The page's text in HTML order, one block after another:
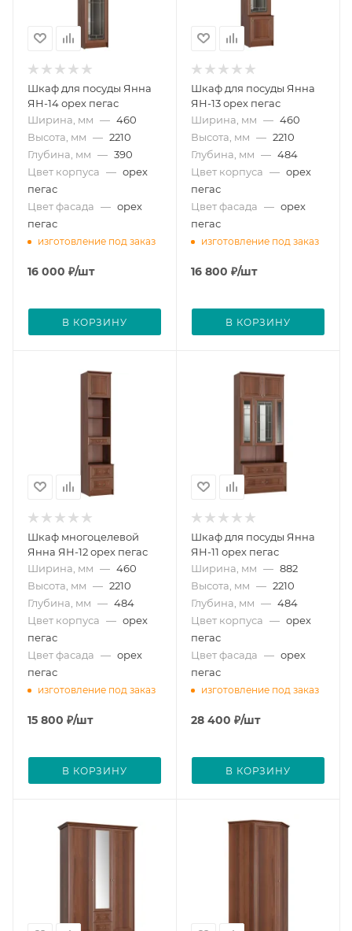
Шкаф для посуды Янна
ЯН-14 орех пегас
Ширина, мм — 460
Высота, мм — 2210
Глубина, мм — 390
Цвет корпуса — орех
пегас
Цвет фасада — орех
пегас
изготовление под заказ
16 000 ₽/шт
В КОРЗИНУ
Шкаф для посуды Янна
ЯН-13 орех пегас
Ширина, мм — 460
Высота, мм — 2210
Глубина, мм — 484
Цвет корпуса — орех
пегас
Цвет фасада — орех
пегас
изготовление под заказ
16 800 ₽/шт
В КОРЗИНУ
Шкаф многоцелевой
Янна ЯН-12 орех пегас
Ширина, мм — 460
Высота, мм — 2210
Глубина, мм — 484
Цвет корпуса — орех
пегас
Цвет фасада — орех
пегас
изготовление под заказ
15 800 ₽/шт
В КОРЗИНУ
Шкаф для посуды Янна
ЯН-11 орех пегас
Ширина, мм — 882
Высота, мм — 2210
Глубина, мм — 484
Цвет корпуса — орех
пегас
Цвет фасада — орех
пегас
изготовление под заказ
28 400 ₽/шт
В КОРЗИНУ